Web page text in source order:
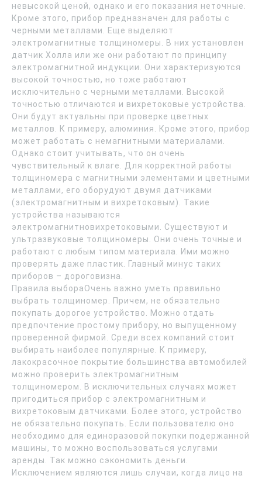
невысокой ценой, однако и его показания неточные.
Кроме этого, прибор предназначен для работы с
черными металлами. Еще выделяют
электромагнитные толщиномеры. В них установлен
датчик Холла или же они работают по принципу
электромагнитной индукции. Они характеризуются
высокой точностью, но тоже работают
исключительно с черными металлами. Высокой
точностью отличаются и вихретоковые устройства.
Они будут актуальны при проверке цветных
металлов. К примеру, алюминия. Кроме этого, прибор
может работать с немагнитными материалами.
Однако стоит учитывать, что он очень
чувствительный к влаге. Для корректной работы
толщиномера с магнитными элементами и цветными
металлами, его оборудуют двумя датчиками
(электромагнитным и вихретоковым). Такие
устройства называются
электромагнитновихретоковыми. Существуют и
ультразвуковые толщиномеры. Они очень точные и
работают с любым типом материала. Ими можно
проверять даже пластик. Главный минус таких
приборов – дороговизна.
Правила выбораОчень важно уметь правильно
выбрать толщиномер. Причем, не обязательно
покупать дорогое устройство. Можно отдать
предпочтение простому прибору, но выпущенному
проверенной фирмой. Среди всех компаний стоит
выбирать наиболее популярные. К примеру,
лакокрасочное покрытие большинства автомобилей
можно проверить электромагнитным
толщиномером. В исключительных случаях может
пригодиться прибор с электромагнитным и
вихретоковым датчиками. Более этого, устройство
не обязательно покупать. Если пользователю оно
необходимо для единоразовой покупки подержанной
машины, то можно воспользоваться услугами
аренды. Так можно сэкономить деньги.
Исключением являются лишь случаи, когда лицо на